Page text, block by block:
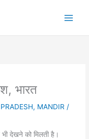
भारत
, MANDIR /
देखने को मिलती है।